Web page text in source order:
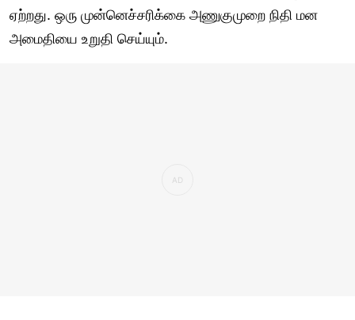
ஏற்றது. ஒரு முன்னெச்சரிக்கை அணுகுமுறை நிதி மன
அமைதியை உறுதி செய்யும்.